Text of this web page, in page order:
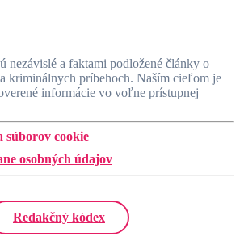
nezávislé a faktami podložené články o
kriminálnych príbehoch. Naším cieľom je
informácie vo voľne prístupnej
súborov cookie
osobných údajov
Redakčný kódex